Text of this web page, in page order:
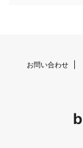
お問い合わせ